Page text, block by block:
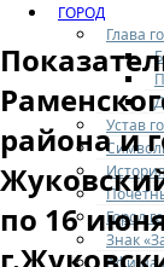
ГОРОД
Глава
Устав
Город
Знак
Афиша
района и
по 16